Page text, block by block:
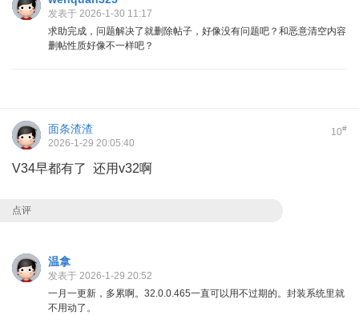
发表于 2026-1-30 11:17
求助完成，问题解决了就删除帖子，好像没有问题吧？和恶意清空内容
删帖性质好像不一样吧？
10#
面条渣渣
2026-1-29 20:05:40
V34早都有了 还用v32啊
点评
温拿
发表于 2026-1-29 20:52
一月一更新，多累啊。32.0.0.465一直可以用不过期的。封装系统里就
不用动了。